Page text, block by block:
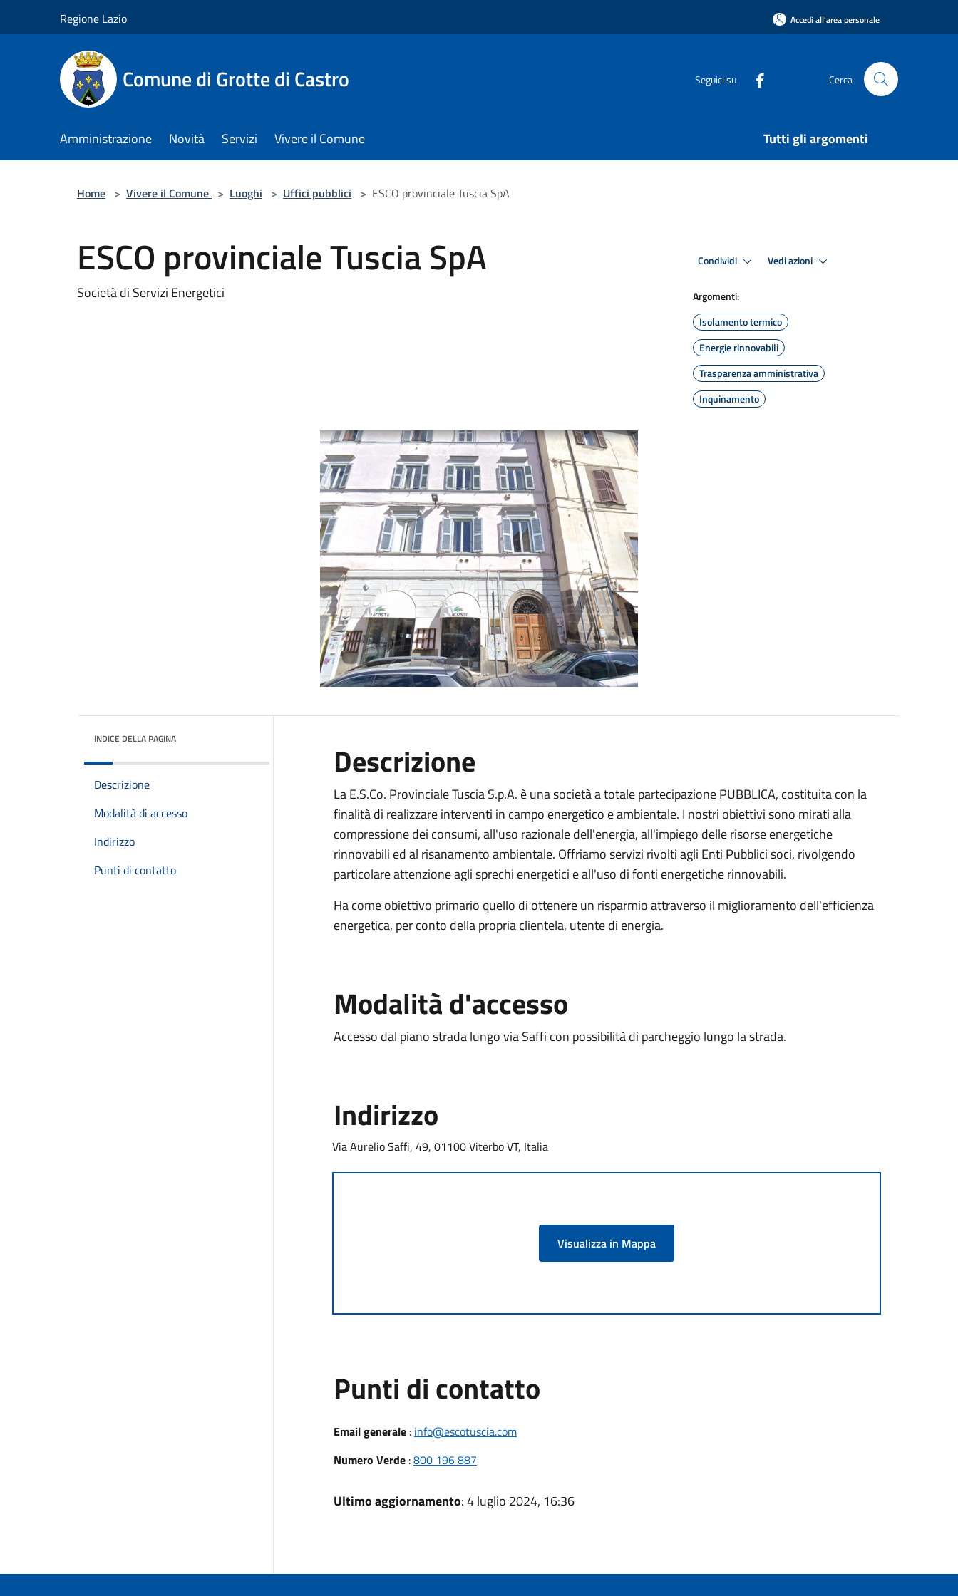
Regione Lazio Accedi all'area personale
Comune di Grotte di Castro Seguici su Cerca
Amministrazione Novità Servizi Vivere il Comune Tutti gli argomenti
Home > Vivere il Comune > Luoghi > Uffici pubblici > ESCO provinciale Tuscia SpA
ESCO provinciale Tuscia SpA
Società di Servizi Energetici
Condividi Vedi azioni
Argomenti:
Isolamento termico
Energie rinnovabili
Trasparenza amministrativa
Inquinamento
INDICE DELLA PAGINA
Descrizione
Modalità di accesso
Indirizzo
Punti di contatto
Descrizione
La E.S.Co. Provinciale Tuscia S.p.A. è una società a totale partecipazione PUBBLICA, costituita con la
finalità di realizzare interventi in campo energetico e ambientale. I nostri obiettivi sono mirati alla
compressione dei consumi, all'uso razionale dell'energia, all'impiego delle risorse energetiche
rinnovabili ed al risanamento ambientale. Offriamo servizi rivolti agli Enti Pubblici soci, rivolgendo
particolare attenzione agli sprechi energetici e all'uso di fonti energetiche rinnovabili.
Ha come obiettivo primario quello di ottenere un risparmio attraverso il miglioramento dell'efficienza
energetica, per conto della propria clientela, utente di energia.
Modalità d'accesso
Accesso dal piano strada lungo via Saffi con possibilità di parcheggio lungo la strada.
Indirizzo
Via Aurelio Saffi, 49, 01100 Viterbo VT, Italia
Visualizza in Mappa
Punti di contatto
Email generale: info@escotuscia.com
Numero Verde:800 196 887
Ultimo aggiornamento: 4 luglio 2024, 16:36